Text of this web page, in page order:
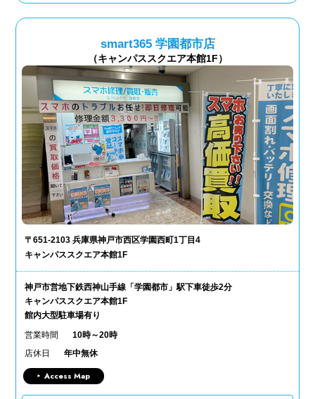
smart365 学園都市店
（キャンパススクエア本館1F）
〒651-2103 兵庫県神戸市西区学園西町1丁目4
キャンパススクエア本館1F
神戸市営地下鉄西神山手線「学園都市」駅下車徒歩2分
キャンパススクエア本館1F
館内大型駐車場有り
営業時間
10時～20時
店休日
年中無休
Access Map